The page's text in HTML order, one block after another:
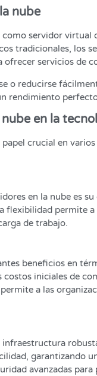
nube
servidor
tradicionales, los
servicios de
o reducirse
rendimiento
en la
papel crucial en
en la nube es
flexibilidad permite
de trabajo.
beneficios en
iniciales de
a las
infraestructura
garantizando
avanzadas